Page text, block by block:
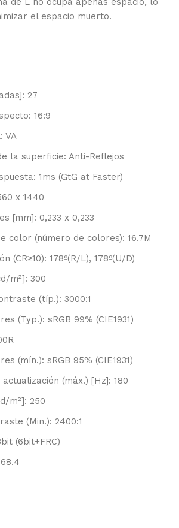
el espacio muerto.
27
16:9
VA
la superficie: Anti-Reflejos
1ms (GtG at Faster)
x 1440
[mm]: 0,233 x 0,233
color (número de colores): 16.7M
(CR≥10): 178º(R/L), 178º(U/D)
m²]: 300
(típ.): 3000:1
(Typ.): sRGB 99% (CIE1931)
(mín.): sRGB 95% (CIE1931)
(máx.) [Hz]: 180
m²]: 250
(Min.): 2400:1
(6bit+FRC)